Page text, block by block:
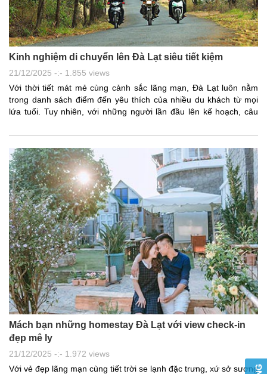
Kinh nghiệm di chuyển lên Đà Lạt siêu tiết kiệm
21/12/2025 -:- 1.855 views
Với thời tiết mát mẻ cùng cảnh sắc lãng mạn, Đà Lạt luôn nằm
trong danh sách điểm đến yêu thích của nhiều du khách từ mọi
lứa tuổi. Tuy nhiên, với những người lần đầu lên kế hoạch, câu
tiện di chuyển đến Đà Lạt nào phù hợp với nhu cầu và ngân sách
luôn khiến không ít người băn khoăn. Trong bài viết này, chúng tôi
sẽ chia sẻ kinh nghiệm di chuyển đến Đà Lạt chi tiết và thực tế
nhất: bao gồm hướng dẫn đi đến Đà Lạt từ các tỉnh thành khác
nhau và bằng phương tiện khác nhau như xe khách, xe giường
nằm, tàu hỏa kết hợp xe bus. Dù bạn ưu tiên tiết kiệm chi phí hay
trải nghiệm thú vị, bài viết sẽ giúp bạn dễ dàng lựa chọn cách đi
Đà Lạt phù hợp nhất cho chuyến đi của mình.
Mách bạn những homestay Đà Lạt với view check-in
đẹp mê ly
21/12/2025 -:- 1.972 views
Với vẻ đẹp lãng mạn cùng tiết trời se lạnh đặc trưng, xứ sở sương